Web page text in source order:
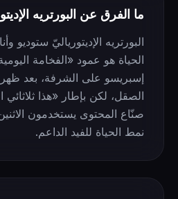
ما الفرق عن البورتريه
البورتريه الإديتورياليّ ستوديو
الحياة هو عمود «الفخامة
إسبريسو على الشرفة، بعد
الصقل، لكن بإطار «هذا
صنّاع المحتوى يستخدمون الاثنين:
نمط الحياة للفيد الداعم.